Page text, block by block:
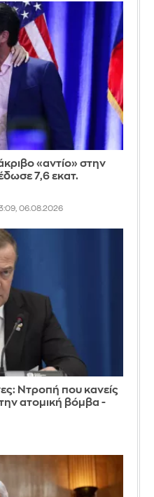
«αντίο» στην
7,6 εκατ.
06.08.2026
Ντροπή που κανείς
την ατομική βόμβα -